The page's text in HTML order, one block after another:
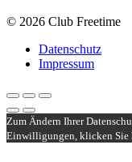
© 2026 Club Freetime
Datenschutz
Impressum
Zum Ändern Ihrer
Einwilligungen, klicken Sie